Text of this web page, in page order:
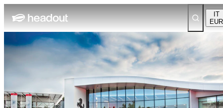
IT
EUR